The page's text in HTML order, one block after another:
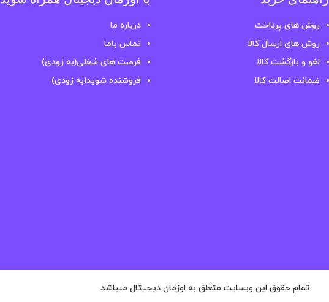
روش های پرداخت
روش های ارسال کالا
لغو و بازگشت کالا
ضمانت اصالت کالا
درباره ما
تماس باما
فرصت های شغلی(به زودی)
فروشنده شوید(به زودی)
تمام حقوق این وبسایت متعلق به اوزمان دیجیتال میباشد